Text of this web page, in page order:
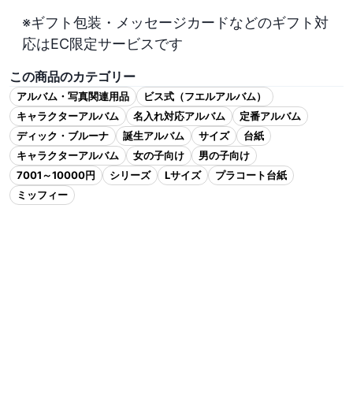
※ギフト包装・メッセージカードなどのギフト対
応はEC限定サービスです
この商品のカテゴリー
アルバム・写真関連用品
ビス式（フエルアルバム）
キャラクターアルバム
名入れ対応アルバム
定番アルバム
ディック・ブルーナ
誕生アルバム サイズ
台紙
キャラクターアルバム
女の子向け
男の子向け
7001～10000円
シリーズ Lサイズ
プラコート台紙
ミッフィー